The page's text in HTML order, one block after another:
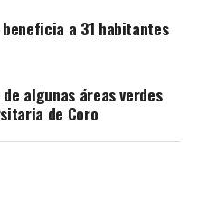
a 31 habitantes
algunas áreas verdes
de Coro